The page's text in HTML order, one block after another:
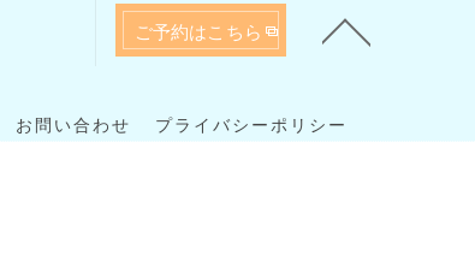
ご予約はこちら
お問い合わせ
プライバシーポリシー